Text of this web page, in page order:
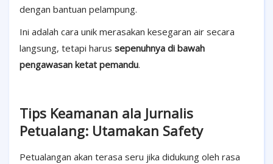
dengan bantuan pelampung.
Ini adalah cara unik merasakan kesegaran air secara
langsung, tetapi harus sepenuhnya di bawah
pengawasan ketat pemandu.
Tips Keamanan ala Jurnalis
Petualang: Utamakan Safety
Petualangan akan terasa seru jika didukung oleh rasa